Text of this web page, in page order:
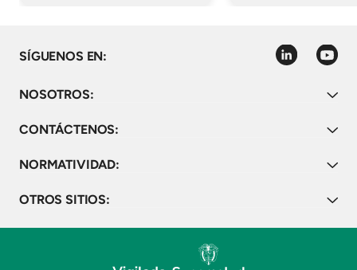
SÍGUENOS EN: linkedin youtube
NOSOTROS:
CONTÁCTENOS:
NORMATIVIDAD:
OTROS SITIOS: